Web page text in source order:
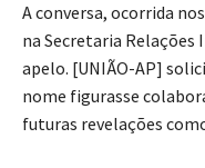
A conversa, ocorrida
na Secretaria
apelo. [UNIÃO-AP]
nome figurasse
futuras revelações